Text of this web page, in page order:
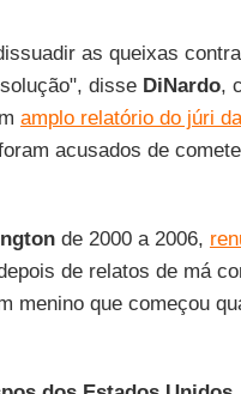
as queixas
disse DiNardo,
amplo relatório do júri da
acusados de
de 2000 a 2006,
de relatos de má
menino que começou